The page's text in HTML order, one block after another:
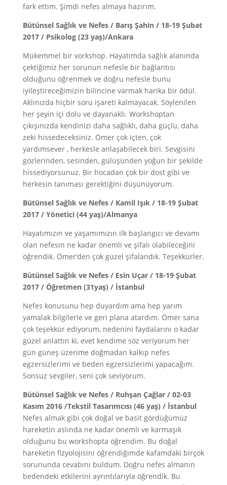
fark ettim. Şimdi nefes almaya hazırım.
Bütünsel Sağlık ve Nefes / Barış Şahin / 18-19 Şubat
2017 / Psikolog (23 yaş)/Ankara
Mükemmel bir vorkshop. Hayatımda sağlık alanında
çektiğimiz her sorunun nefesle bir bağlantısı
olduğunu öğrenmek ve doğru nefesle bunu
iyileştireceğimizin bilincine varmak harika bir ödül.
Aklınızda hiçbir soru işareti kalmayacak. Söylenilen
her şeyin içi dolu ve dayanaklı. Workshoptan
çıkışınızda kendinizi daha sağlıklı, daha güçlü, daha
zeki hissedeceksiniz. Ömer çok içten, çok
yardımsever , herkesle anlaşabilecek biri. Sevgisini
gözlerinden, sesinden, gülüşünden yoğun bir şekilde
hissediyorsunuz. Bir hocadan çok bir dost gibi ve
herkesin tanıması gerektiğini düşünüyorum.
Bütünsel Sağlık ve Nefes / Kamil Işık / 18-19 Şubat
2017 / Yönetici (44 yaş)/Almanya
Hayatımızın ve yaşamımızın ilk başlangıcı ve devamı
olan nefesin ne kadar önemli ve şifalı olabileceğini
öğrendik. Ömer’den çok güzel şifalandık. Teşekkürler.
Bütünsel Sağlık ve Nefes / Esin Uçar / 18-19 Şubat
2017 / Öğretmen (31yaş) / İstanbul
Nefes konusunu hep duyardım ama hep yarım
yamalak bilgilerle ve geri plana atardım. Ömer sana
çok teşekkür ediyorum, nedenini faydalarını o kadar
güzel anlattın ki, evet kendime söz veriyorum her
gün güneş üzerime doğmadan kalkıp nefes
egzersizlerimi ve beden egzersizlerimi yapacağım.
Sonsuz sevgiler, seni çok seviyorum.
Bütünsel Sağlık ve Nefes / Ruhşan Çağlar / 02-03
Kasım 2016 /Tekstil Tasarımcısı (46 yaş) / İstanbul
Nefes almak gibi çok doğal ve basit gördüğümüz
hareketin aslında ne kadar önemli ve karmaşık
olduğunu bu workshopta öğrendim. Bu doğal
hareketin fizyolojisini öğrendiğimde kafamdaki birçok
sorununda cevabını buldum. Doğru nefes almanın
bedendeki etkilerini ayrıntılarıyla öğrendik. Bu